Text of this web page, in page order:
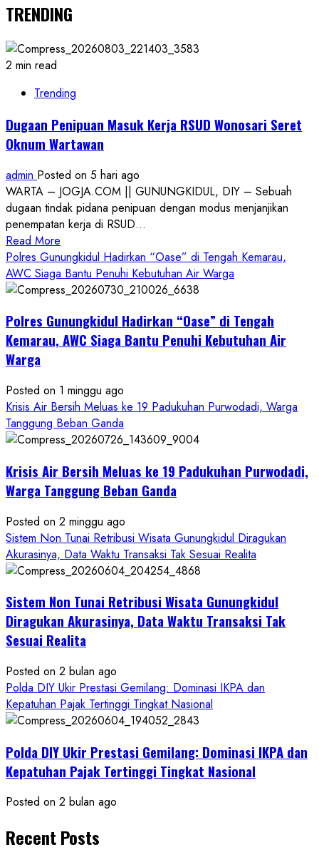
TRENDING
2 min read
Trending
Dugaan Penipuan Masuk Kerja RSUD Wonosari Seret
Oknum Wartawan
admin Posted on 5 hari ago
WARTA – JOGJA.COM || GUNUNGKIDUL, DIY – Sebuah
dugaan tindak pidana penipuan dengan modus menjanjikan
penempatan kerja di RSUD...
Read More
more
about
Dugaan
Masuk
Kerja
Seret
Oknum
Wartawan
Polres Gunungkidul Hadirkan “Oase” di Tengah Kemarau,
AWC Siaga Bantu Penuhi Kebutuhan Air Warga
Polres Gunungkidul Hadirkan “Oase” di Tengah
Kemarau, AWC Siaga Bantu Penuhi Kebutuhan Air
Warga
Posted on 1 minggu ago
Krisis Air Bersih Meluas ke 19 Padukuhan Purwodadi, Warga
Tanggung Beban Ganda
Krisis Air Bersih Meluas ke 19 Padukuhan Purwodadi,
Warga Tanggung Beban Ganda
Posted on 2 minggu ago
Sistem Non Tunai Retribusi Wisata Gunungkidul Diragukan
Akurasinya, Data Waktu Transaksi Tak Sesuai Realita
Sistem Non Tunai Retribusi Wisata Gunungkidul
Diragukan Akurasinya, Data Waktu Transaksi Tak
Sesuai Realita
Posted on 2 bulan ago
Polda DIY Ukir Prestasi Gemilang: Dominasi IKPA dan
Kepatuhan Pajak Tertinggi Tingkat Nasional
Polda DIY Ukir Prestasi Gemilang: Dominasi IKPA dan
Kepatuhan Pajak Tertinggi Tingkat Nasional
Posted on 2 bulan ago
Recent Posts